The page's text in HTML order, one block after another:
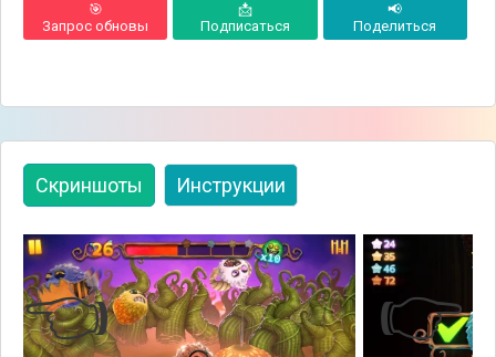
🎯
Запрос обновы
📩
Подписаться
📢
Поделиться
Скриншоты Инструкции
👈 👉